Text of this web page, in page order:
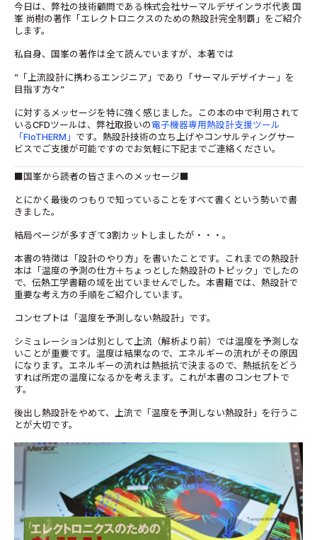
今日は、弊社の技術顧問である株式会社サーマルデザインラボ代表 国
峯 尚樹の著作「エレクトロニクスのための熱設計完全制覇」をご紹介
します。
私自身、国峯の著作は全て読んでいますが、本著では
”「上流設計に携わるエンジニア」であり「サーマルデザイナー」を
目指す方々”
に対するメッセージを特に強く感じました。この本の中で利用されて
いるCFDツールは、弊社取扱いの 電子機器専用熱設計支援ツール
「FloTHERM」 です。熱設計技術の立ち上げやコンサルティングサー
ビスでご支援が可能ですのでお気軽に下記までご連絡ください。
■国峯から読者の皆さまへのメッセージ■
とにかく最後のつもりで知っていることをすべて書くという勢いで書
きました。
結局ページが多すぎて3割カットしましたが・・・。
本書の特徴は「設計のやり方」を書いたことです。これまでの熱設計
本は「温度の予測の仕方＋ちょっとした熱設計のトピック」でしたの
で、伝熱工学書籍の域を出ていませんでした。本書籍では、熱設計で
重要な考え方の手順をご紹介しています。
コンセプトは「温度を予測しない熱設計」です。
シミュレーションは別として上流（解析より前）では温度を予測しな
いことが重要です。温度は結果なので、エネルギーの流れがその原因
になります。エネルギーの流れは熱抵抗で決まるので、熱抵抗をどう
すれば所定の温度になるかを考えます。これが本書のコンセプトで
す。
後出し熱設計をやめて、上流で「温度を予測しない熱設計」を行うこ
とが大切です。